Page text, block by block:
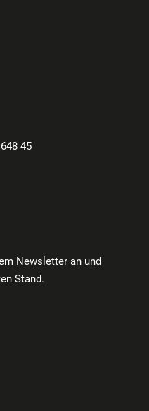
45
Newsletter an und
Stand.